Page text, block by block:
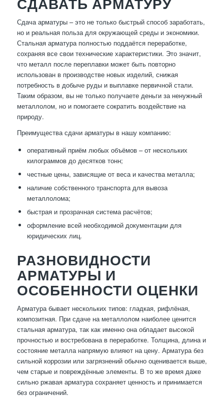
СДАВАТЬ АРМАТУРУ
Сдача арматуры – это не только быстрый способ заработать,
но и реальная польза для окружающей среды и экономики.
Стальная арматура полностью поддаётся переработке,
сохраняя все свои технические характеристики. Это значит,
что металл после переплавки может быть повторно
использован в производстве новых изделий, снижая
потребность в добыче руды и выплавке первичной стали.
Таким образом, вы не только получаете деньги за ненужный
металлолом, но и помогаете сократить воздействие на
природу.
Преимущества сдачи арматуры в нашу компанию:
оперативный приём любых объёмов – от нескольких
килограммов до десятков тонн;
честные цены, зависящие от веса и качества металла;
наличие собственного транспорта для вывоза
металлолома;
быстрая и прозрачная система расчётов;
оформление всей необходимой документации для
юридических лиц.
РАЗНОВИДНОСТИ
АРМАТУРЫ И
ОСОБЕННОСТИ ОЦЕНКИ
Арматура бывает нескольких типов: гладкая, рифлёная,
композитная. При сдаче на металлолом наиболее ценится
стальная арматура, так как именно она обладает высокой
прочностью и востребована в переработке. Толщина, длина и
состояние металла напрямую влияют на цену. Арматура без
сильной коррозии или загрязнений обычно оценивается выше,
чем старые и повреждённые элементы. В то же время даже
сильно ржавая арматура сохраняет ценность и принимается
без ограничений.